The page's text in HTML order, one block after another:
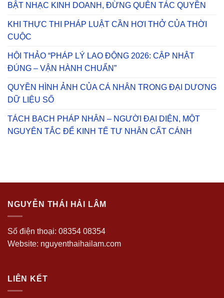
BẬT NHẠC KINH DOANH, ĐỪNG QUÊN TÁC QUYỀN
KHI THỰC THI PHÁP LUẬT CẦN HƠI THỞ CỦA THỜI
CUỘC
HỘI THẢO “PHÁP LÝ LAO ĐỘNG 2026: CẬP NHẬT
ĐÚNG – VẬN HÀNH CHUẨN”
QUYỀN HÌNH ẢNH CỦA CÁ NHÂN TRONG ĐẠI DƯƠNG
DỮ LIỆU SỐ
TÁCH BẠCH PHÁP NHÂN – NGƯỜI ĐẠI DIỆN, MỘT
NGUYÊN TẮC ĐỂ KINH TẾ TƯ NHÂN CẤT CÁNH
NGUYỄN THÁI HẢI LÂM
Số điện thoại: 08354 08354
Website: nguyenthaihailam.com
LIÊN KẾT